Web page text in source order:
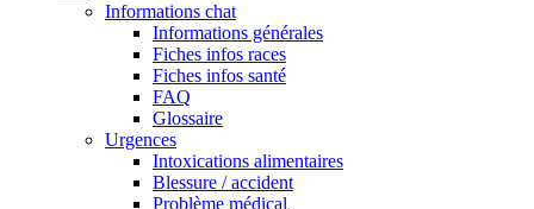
Informations chat
Informations générales
Fiches infos races
Fiches infos santé
FAQ
Glossaire
Urgences
Intoxications alimentaires
Blessure / accident
Problème médical